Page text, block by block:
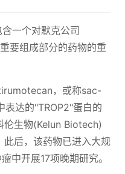
一个对默克公司
要组成部分的药物的重
，或称sac-
表达的"TROP2"蛋白的
伦生物(Kelun Biotech)
此后，该药物已进入大规
中开展17项晚期研究。